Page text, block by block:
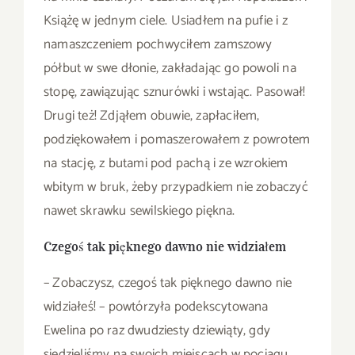
Książę w jednym ciele. Usiadłem na pufie i z
namaszczeniem pochwyciłem zamszowy
półbut w swe dłonie, zakładając go powoli na
stopę, zawiązując sznurówki i wstając. Pasował!
Drugi też! Zdjąłem obuwie, zapłaciłem,
podziękowałem i pomaszerowałem z powrotem
na stację, z butami pod pachą i ze wzrokiem
wbitym w bruk, żeby przypadkiem nie zobaczyć
nawet skrawku sewilskiego piękna.
Czegoś tak pięknego dawno nie widziałem
– Zobaczysz, czegoś tak pięknego dawno nie
widziałeś! – powtórzyła podekscytowana
Ewelina po raz dwudziesty dziewiąty, gdy